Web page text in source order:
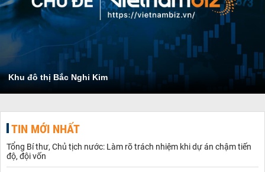
Khu đô thị Bắc Nghi Kim
TIN MỚI NHẤT
Tổng Bí thư, Chủ tịch nước: Làm rõ trách nhiệm khi dự án chậm tiến
độ, đội vốn